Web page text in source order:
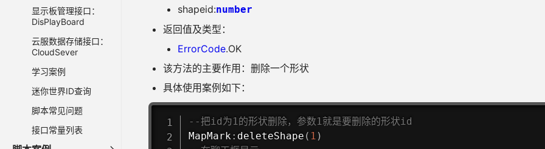
显示板管理接口：
DisPlayBoard
云服数据存储接口：
CloudSever
学习案例
迷你世界ID查询
脚本常见问题
接口常量列表
shapeid:number
返回值及类型：
ErrorCode.OK
该方法的主要作用：删除一个形状
具体使用案例如下：
--把id为1的形状删除，参数1就是要删除的形状id
MapMark: deleteShape ( 1 )